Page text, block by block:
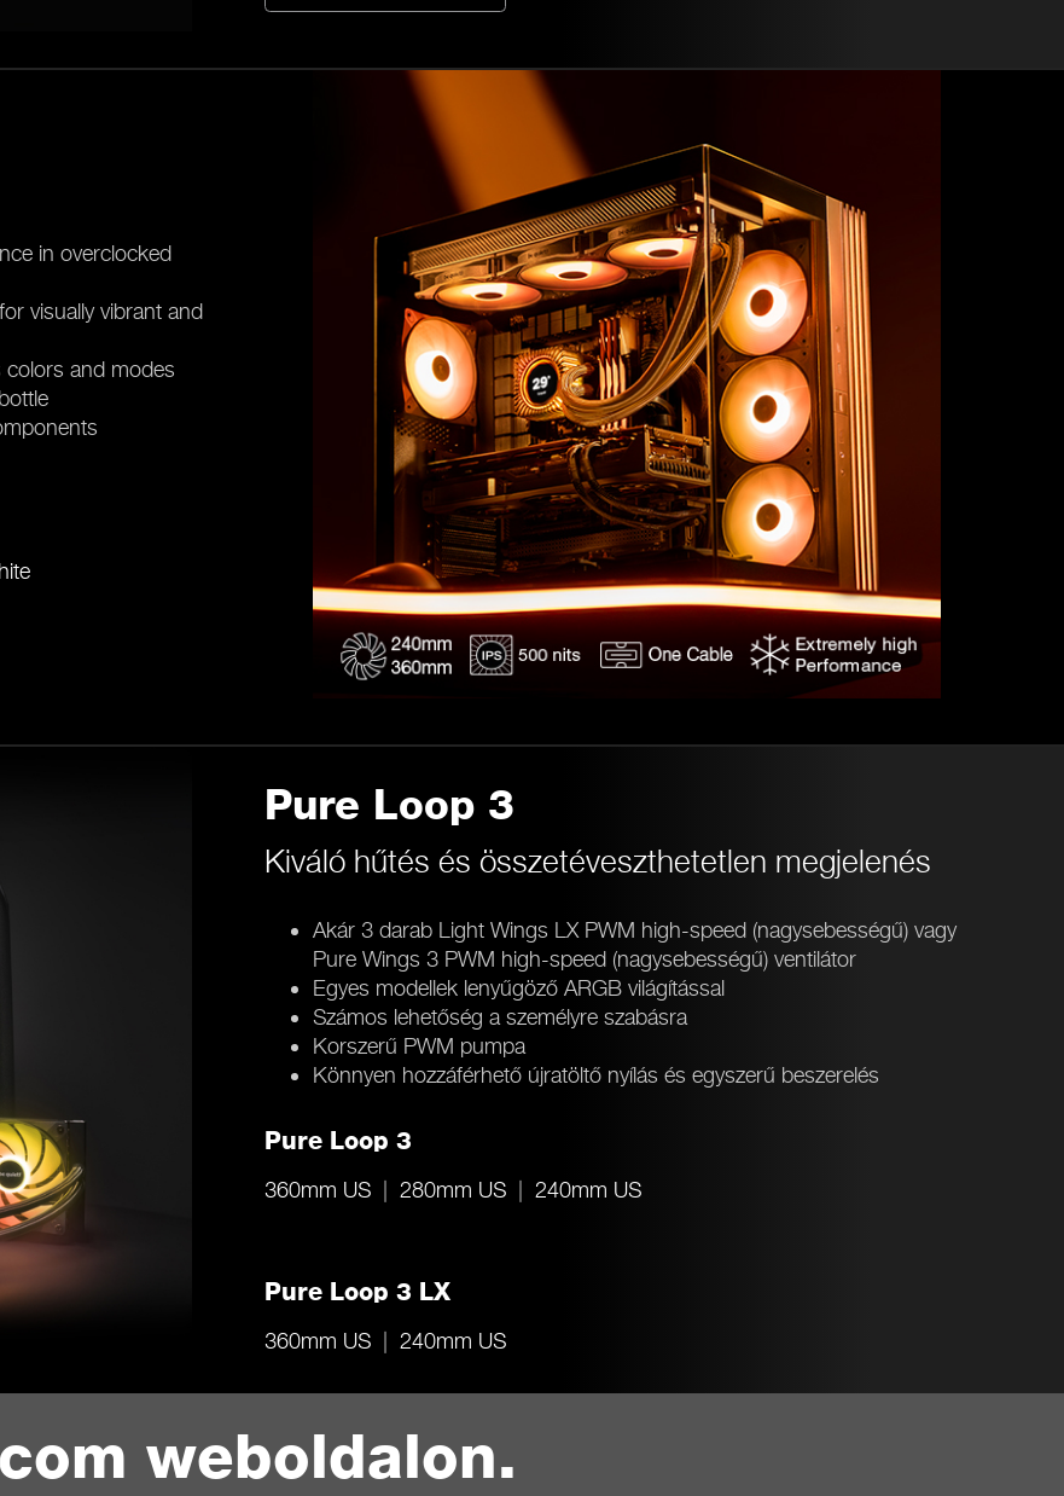
weboldalon.
in overclocked
visually vibrant and
and modes
Pure Loop 3
Kiváló hűtés és összetéveszthetetlen megjelenés
Akár 3 darab Light Wings LX PWM high-speed (nagysebességű) vagy
Pure Wings 3 PWM high-speed (nagysebességű) ventilátor
Egyes modellek lenyűgöző ARGB világítással
Számos lehetőség a személyre szabásra
Korszerű PWM pumpa
Könnyen hozzáférhető újratöltő nyílás és egyszerű beszerelés
Pure Loop 3
360mm US 280mm US 240mm US
Pure Loop 3 LX
360mm US 240mm US
Terméksorozatok